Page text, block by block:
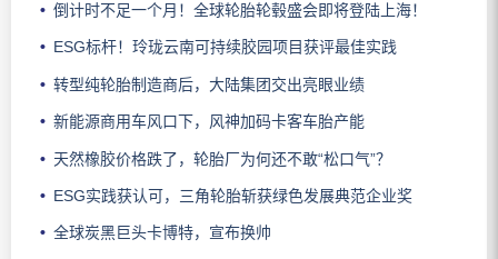
倒计时不足一个月！全球轮胎轮毂盛会即将登陆上海！
ESG标杆！玲珑云南可持续胶园项目获评最佳实践
转型纯轮胎制造商后，大陆集团交出亮眼业绩
新能源商用车风口下，风神加码卡客车胎产能
天然橡胶价格跌了，轮胎厂为何还不敢“松口气”？
ESG实践获认可，三角轮胎斩获绿色发展典范企业奖
全球炭黑巨头卡博特，宣布换帅